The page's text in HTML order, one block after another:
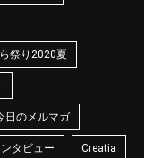
祭り2020夏
日のメルマガ
タビュー Creatia